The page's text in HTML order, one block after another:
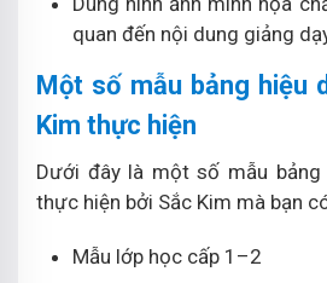
quan đến nội dung giảng
Một số mẫu bảng hiệu
Kim thực hiện
Dưới đây là một số mẫu
thực hiện bởi Sắc Kim mà bạn
Mẫu lớp học cấp 1–2